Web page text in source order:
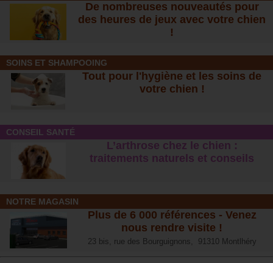
De nombreuses nouveautés pour
des heures de jeux avec votre chien
!
SOINS ET SHAMPOOING
Tout pour l'hygiène et les soins de
votre chien !
CONSEIL SANTÉ
L’arthrose chez le chien :
traitements naturels et conseil s
NOTRE MAGASIN
Plus de 6 000 références - Venez
nous rendre visite !
23 bis, rue des Bourguignons, 91310 Montlhéry